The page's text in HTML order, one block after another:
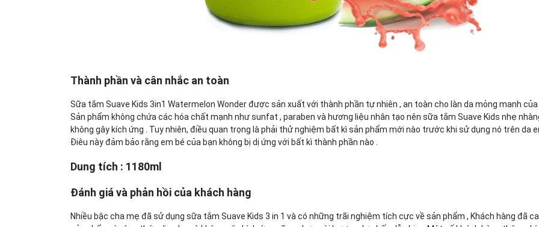
Thành phần và cân nhắc an toàn
Sữa tắm Suave Kids 3in1 Watermelon Wonder được sản xuất với thành phần tự nhiên , an toàn cho làn da mỏng manh của
Sản phẩm không chứa các hóa chất mạnh như sunfat , paraben và hương liệu nhân tạo nên sữa tắm Suave Kids nhẹ
không gây kích ứng . Tuy nhiên, điều quan trọng là phải thử nghiệm bất kì sản phẩm mới nào trước khi sử dụng nó trên da
Điêu này đảm bảo rằng em bé của bạn không bị dị ứng với bất kì thành phần nào .
Dung tích : 1180ml
Đánh giá và phản hồi của khách hàng
Nhiều bậc cha mẹ đã sử dụng sữa tắm Suave Kids 3 in 1 và có những trãi nghiệm tích cực về sản phẩm , Khách hàng đã